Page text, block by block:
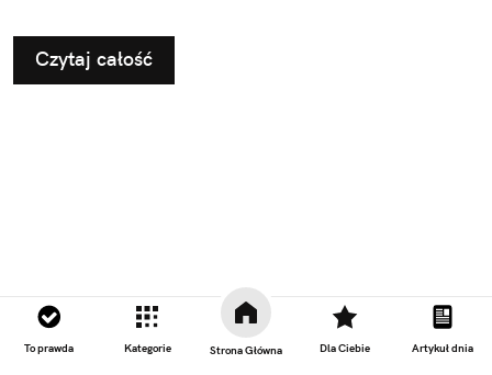
To prawda Kategorie Strona Główna Dla Ciebie Artykuł dnia
Czytaj całość